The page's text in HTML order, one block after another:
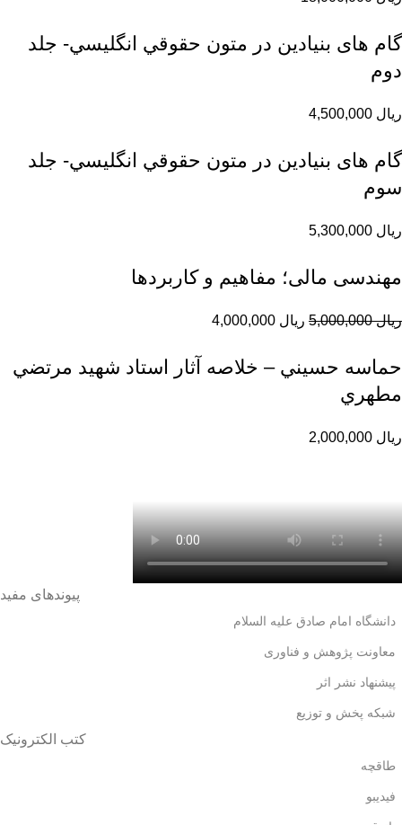
گام های بنیادین در متون حقوقي انگليسي- جلد
دوم
ریال
گام های بنیادین در متون حقوقي انگليسي- جلد
سوم
ریال
مهندسی مالی؛ مفاهیم و کاربردها
ریال5,000,000 ریال
حماسه حسيني – خلاصه آثار استاد شهيد مرتضي
مطهري
ریال
پیوندهای مفید
دانشگاه امام صادق علیه السلام
معاونت پژوهش و فناوری
پیشنهاد نشر اثر
شبکه پخش و توزیع
کتب الکترونیک
طاقچه
فیدیبو